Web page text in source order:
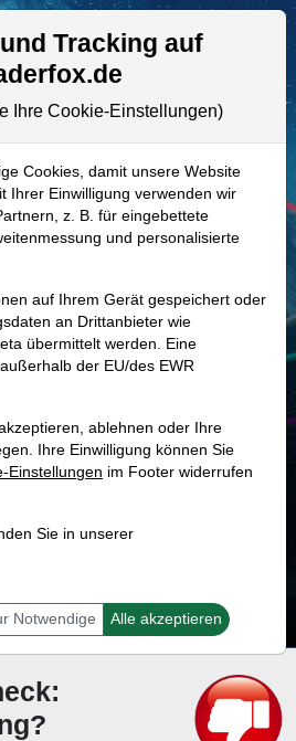
Aktien- und Artikelsuche
–Yeti Holdings Aktie
3,95 Mrd. USD
4,05 Mrd. USD
INDIKATOR
76.7 %
selbst der unglücklichst agierende Trader
Tracking auf
Ihre Cookie-Einstellungen)
Cookies, damit unsere Website
Ihrer Einwilligung verwenden wir
z. B. für eingebettete
und personalisierte
auf Ihrem Gerät gespeichert oder
an Drittanbieter wie
übermittelt werden. Eine
der EU/des EWR
ablehnen oder Ihre
Ihre Einwilligung können Sie
Einstellungen im Footer widerrufen
Sie in unserer
Notwendige Alle akzeptieren